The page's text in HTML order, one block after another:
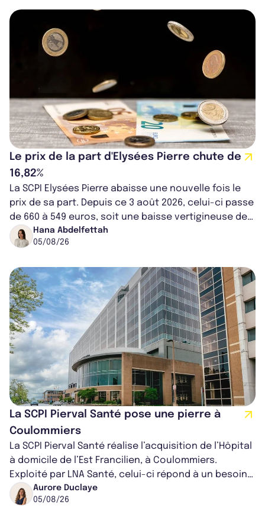
Le prix de la part d'Elysées Pierre chute de
16,82%
La SCPI Elysées Pierre abaisse une nouvelle fois le
prix de sa part. Depuis ce 3 août 2026, celui-ci passe
de 660 à 549 euros, soit une baisse vertigineuse de
16,82%. Cette nouvell...
Hana Abdelfettah
05/08/26
La SCPI Pierval Santé pose une pierre à
Coulommiers
La SCPI Pierval Santé réalise l’acquisition de l’Hôpital
à domicile de l’Est Francilien, à Coulommiers.
Exploité par LNA Santé, celui-ci répond à un besoin
médical croissant, qui s...
Aurore Duclaye
05/08/26